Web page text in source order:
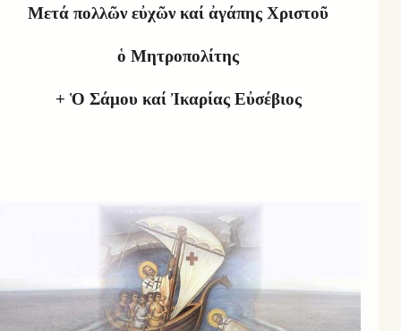
Μετά πολλῶν εὐχῶν καί ἀγάπης Χριστοῦ
ὁ Μητροπολίτης
+ Ὁ Σάμου καί Ἰκαρίας Εὐσέβιος